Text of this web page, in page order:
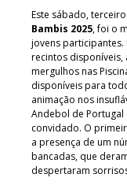
Este sábado,
Bambis 2025, foi o
jovens
recintos disponíveis,
mergulhos nas
disponíveis para
animação nos
Andebol de Portugal
convidado. O
a presença de um
bancadas, que
despertaram